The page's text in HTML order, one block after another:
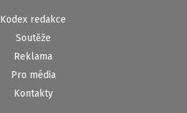
Kodex redakce
Soutěže
Reklama
Pro média
Kontakty